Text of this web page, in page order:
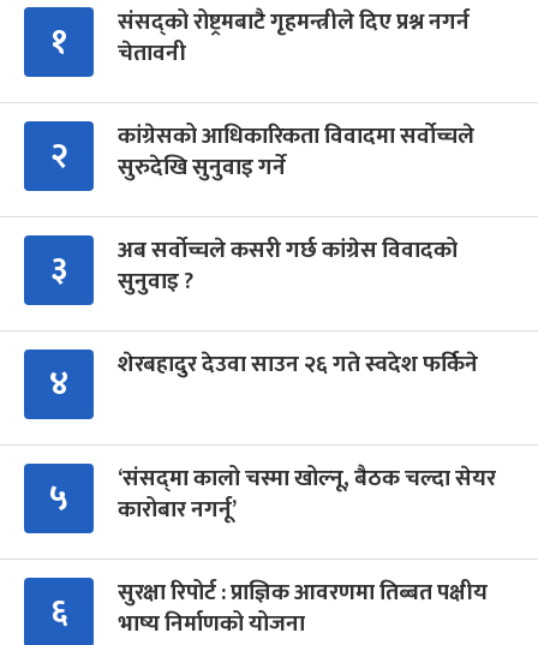
१
संसद्को रोष्ट्रमबाटै गृहमन्त्रीले दिए प्रश्न नगर्न
चेतावनी
२
कांग्रेसको आधिकारिकता विवादमा सर्वोच्चले
सुरुदेखि सुनुवाइ गर्ने
३
अब सर्वोच्चले कसरी गर्छ कांग्रेस विवादको
सुनुवाइ ?
४ शेरबहादुर देउवा साउन २६ गते स्वदेश फर्किने
५
‘संसद्‍मा कालो चस्मा खोल्नू, बैठक चल्दा सेयर
कारोबार नगर्नू’
६
सुरक्षा रिपोर्ट : प्राज्ञिक आवरणमा तिब्बत पक्षीय
भाष्य निर्माणको योजना